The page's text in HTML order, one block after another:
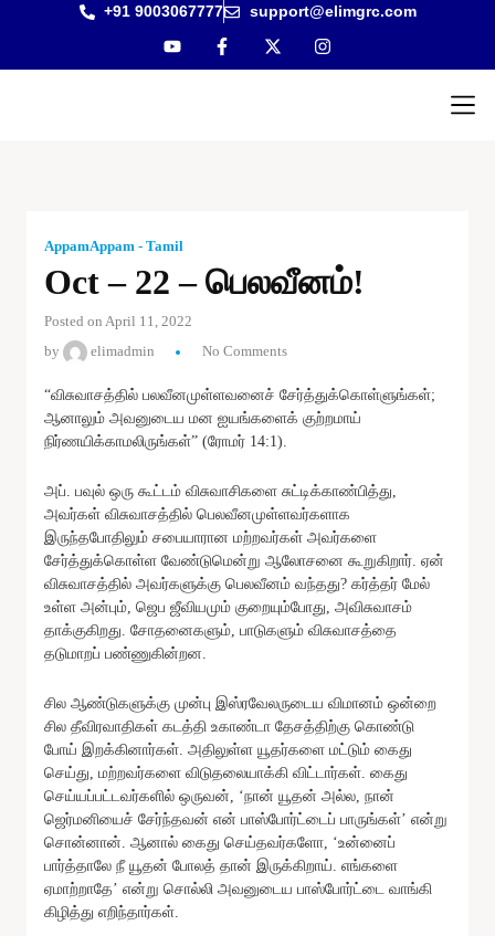
+91 9003067777 support@elimgrc.com
AppamAppam - Tamil
Oct – 22 – பெலவீனம்!
Posted on April 11, 2022
by
elimadmin No Comments
“விசுவாசத்தில் பலவீனமுள்ளவனைச் சேர்த்துக்கொள்ளுங்கள்;
ஆனாலும் அவனுடைய மன ஐயங்களைக் குற்றமாய்
நிர்ணயிக்காமலிருங்கள்” (ரோமர் 14:1).
அப். பவுல் ஒரு கூட்டம் விசுவாசிகளை சுட்டிக்காண்பித்து,
அவர்கள் விசுவாசத்தில் பெலவீனமுள்ளவர்களாக
இருந்தபோதிலும் சபையாரான மற்றவர்கள் அவர்களை
சேர்த்துக்கொள்ள வேண்டுமென்று ஆலோசனை கூறுகிறார். ஏன்
விசுவாசத்தில் அவர்களுக்கு பெலவீனம் வந்தது? கர்த்தர் மேல்
உள்ள அன்பும், ஜெப ஜீவியமும் குறையும்போது, அவிசுவாசம்
தாக்குகிறது. சோதனைகளும், பாடுகளும் விசுவாசத்தை
தடுமாறப் பண்ணுகின்றன.
சில ஆண்டுகளுக்கு முன்பு இஸ்ரவேலருடைய விமானம் ஒன்றை
சில தீவிரவாதிகள் கடத்தி உகாண்டா தேசத்திற்கு கொண்டு
போய் இறக்கினார்கள். அதிலுள்ள யூதர்களை மட்டும் கைது
செய்து, மற்றவர்களை விடுதலையாக்கி விட்டார்கள். கைது
செய்யப்பட்டவர்களில் ஒருவன், ‘நான் யூதன் அல்ல, நான்
ஜெர்மனியைச் சேர்ந்தவன் என் பாஸ்போர்ட்டைப் பாருங்கள்’ என்று
சொன்னான். ஆனால் கைது செய்தவர்களோ, ‘உன்னைப்
பார்த்தாலே நீ யூதன் போலத் தான் இருக்கிறாய். எங்களை
ஏமாற்றாதே’ என்று சொல்லி அவனுடைய பாஸ்போர்ட்டை வாங்கி
கிழித்து எறிந்தார்கள்.